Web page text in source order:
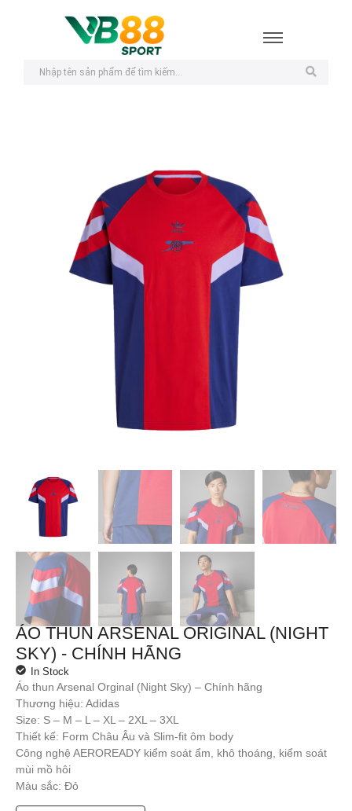
ÁO THUN ARSENAL ORIGINAL (NIGHT
SKY) - CHÍNH HÃNG
In Stock
Áo thun Arsenal Orginal (Night Sky) – Chính hãng
Thương hiệu: Adidas
Size: S – M – L – XL – 2XL – 3XL
Thiết kế: Form Châu Âu và Slim-fit ôm body
Công nghệ AEROREADY kiểm soát ẩm, khô thoáng, kiểm soát
mùi mồ hôi
Màu sắc: Đỏ